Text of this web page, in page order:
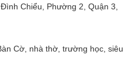
Chiểu, Phường 2, Quận 3,
Cờ, nhà thờ, trường học, siêu